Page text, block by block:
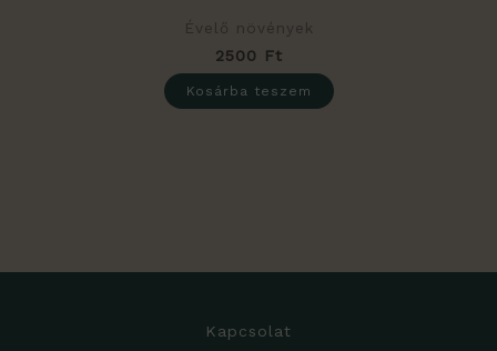
Évelő növények
2500 Ft
Kosárba teszem
Kapcsolat